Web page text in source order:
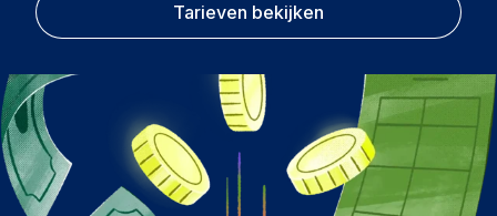
Tarieven bekijken